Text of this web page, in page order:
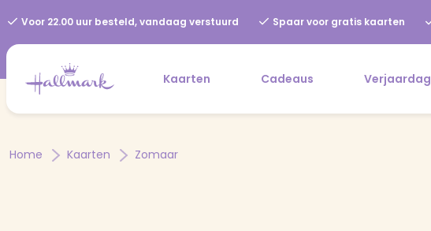
Voor 22.00 uur besteld, vandaag verstuurd Spaar voor gratis kaarten
Kaarten Cadeaus Verjaardag
Home Kaarten Zomaar